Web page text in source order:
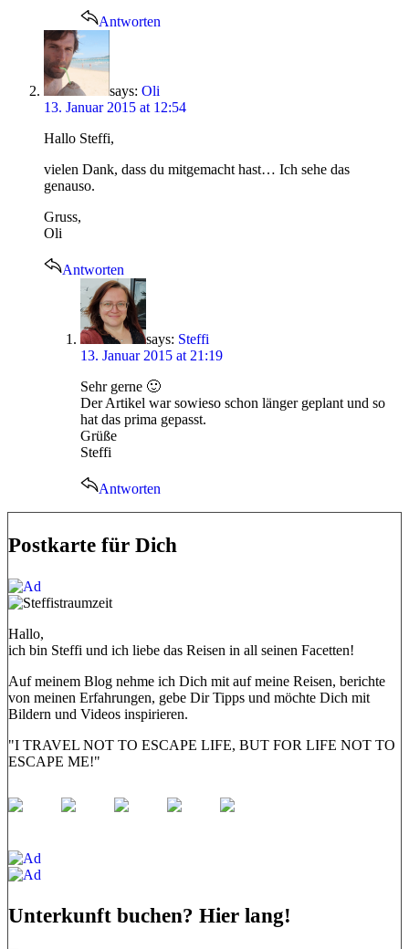
Antworten
says: Oli
13. Januar 2015 at 12:54
Hallo Steffi,
vielen Dank, dass du mitgemacht hast… Ich sehe das
genauso.
Gruss,
Oli
Antworten
says: Steffi
13. Januar 2015 at 21:19
Sehr gerne 🙂
Der Artikel war sowieso schon länger geplant und so
hat das prima gepasst.
Grüße
Steffi
Antworten
Postkarte für Dich
Hallo,
ich bin Steffi und ich liebe das Reisen in all seinen Facetten!
Auf meinem Blog nehme ich Dich mit auf meine Reisen, berichte
von meinen Erfahrungen, gebe Dir Tipps und möchte Dich mit
Bildern und Videos inspirieren.
"I TRAVEL NOT TO ESCAPE LIFE, BUT FOR LIFE NOT TO
ESCAPE ME!"
Unterkunft buchen? Hier lang!